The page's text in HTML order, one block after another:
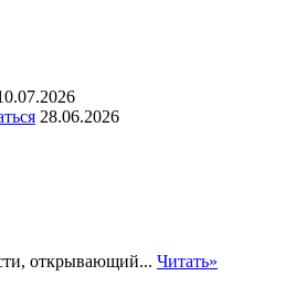
28.06.2026
открывающий... Читать»